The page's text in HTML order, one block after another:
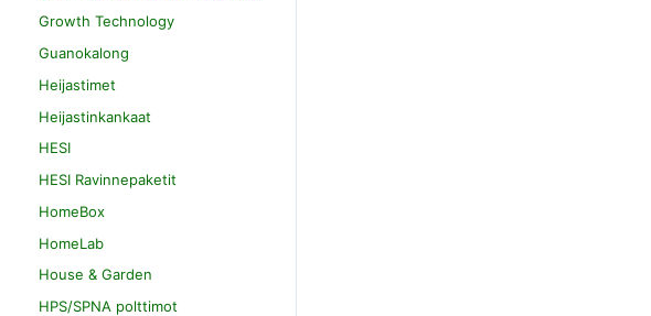
Growth Technology
Guanokalong
Heijastimet
Heijastinkankaat
HESI
HESI Ravinnepaketit
HomeBox
HomeLab
House & Garden
HPS/SPNA polttimot